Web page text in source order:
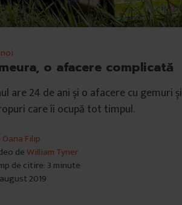
o afacere complicată
are 24 de ani și o afacere cu gemuri și
care îi ocupă tot timpul.
Oana Filip
deWilliam Tyner
de citire: 3 minute
2019